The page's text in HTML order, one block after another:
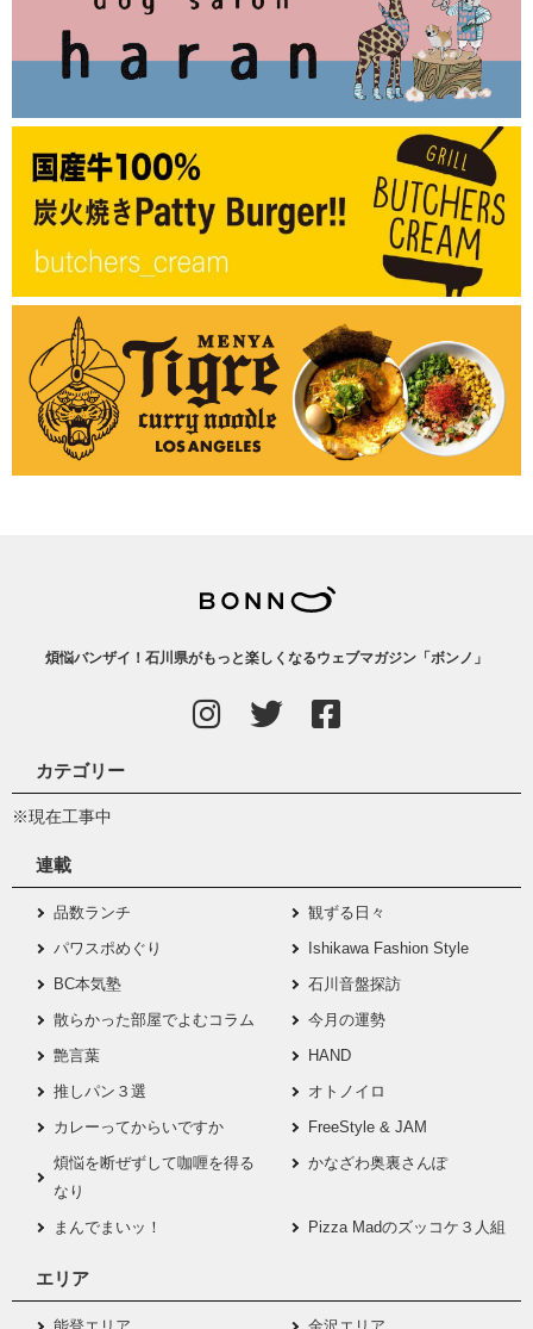
煩悩バンザイ！石川県がもっと楽しくなるウェブマガジン「ボンノ」
カテゴリー
※現在工事中
連載
品数ランチ
観ずる日々
パワスポめぐり
Ishikawa Fashion Style
BC本気塾
石川音盤探訪
散らかった部屋でよむコラム
今月の運勢
艶言葉
HAND
推しパン３選
オトノイロ
カレーってからいですか
FreeStyle & JAM
煩悩を断ぜずして咖喱を得る
なり
かなざわ奥裏さんぽ
まんでまいッ！ Pizza Madのズッコケ３人組
エリア